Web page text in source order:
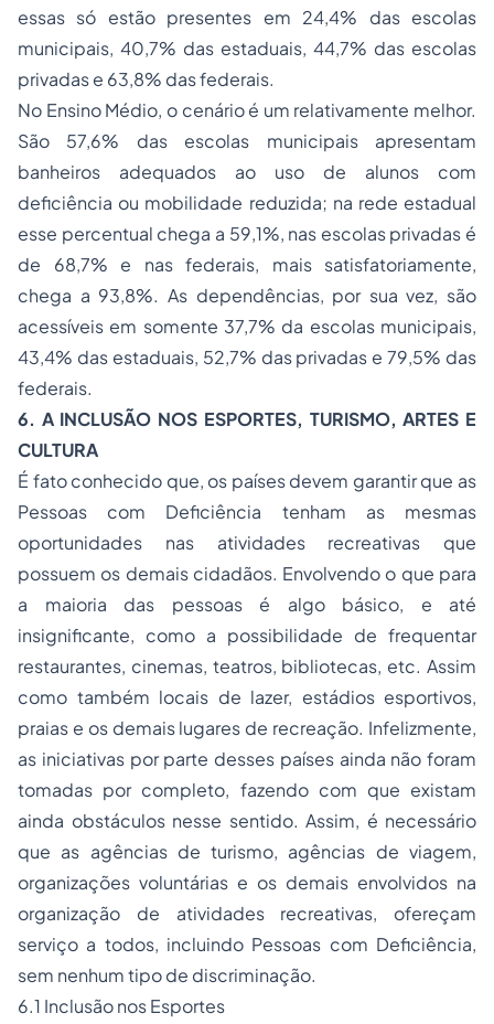
essas só estão presentes em 24,4% das escolas
municipais, 40,7% das estaduais, 44,7% das escolas
privadas e 63,8% das federais.
No Ensino Médio, o cenário é um relativamente melhor.
São 57,6% das escolas municipais apresentam
banheiros adequados ao uso de alunos com
deficiência ou mobilidade reduzida; na rede estadual
esse percentual chega a 59,1%, nas escolas privadas é
de 68,7% e nas federais, mais satisfatoriamente,
chega a 93,8%. As dependências, por sua vez, são
acessíveis em somente 37,7% da escolas municipais,
43,4% das estaduais, 52,7% das privadas e 79,5% das
federais.
6. A INCLUSÃO NOS ESPORTES, TURISMO, ARTES E
CULTURA
É fato conhecido que, os países devem garantir que as
Pessoas com Deficiência tenham as mesmas
oportunidades nas atividades recreativas que
possuem os demais cidadãos. Envolvendo o que para
a maioria das pessoas é algo básico, e até
insignificante, como a possibilidade de frequentar
restaurantes, cinemas, teatros, bibliotecas, etc. Assim
como também locais de lazer, estádios esportivos,
praias e os demais lugares de recreação. Infelizmente,
as iniciativas por parte desses países ainda não foram
tomadas por completo, fazendo com que existam
ainda obstáculos nesse sentido. Assim, é necessário
que as agências de turismo, agências de viagem,
organizações voluntárias e os demais envolvidos na
organização de atividades recreativas, ofereçam
serviço a todos, incluindo Pessoas com Deficiência,
sem nenhum tipo de discriminação.
6.1 Inclusão nos Esportes